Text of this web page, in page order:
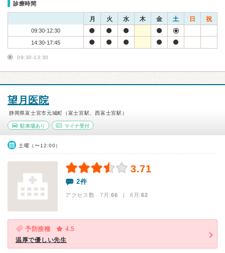
診療時間
月 火 水 木 金 土 日 祝
09:30-12:30
14:30-17:45
09:30-13:30
望月医院
静岡県富士宮市元城町（富士宮駅、西富士宮駅）
駐車場あり マイナ受付
土曜（〜12:00）
3.71
2件
アクセス数 7月:66 | 6月:62
予防接種
4.5
温厚で優しい先生